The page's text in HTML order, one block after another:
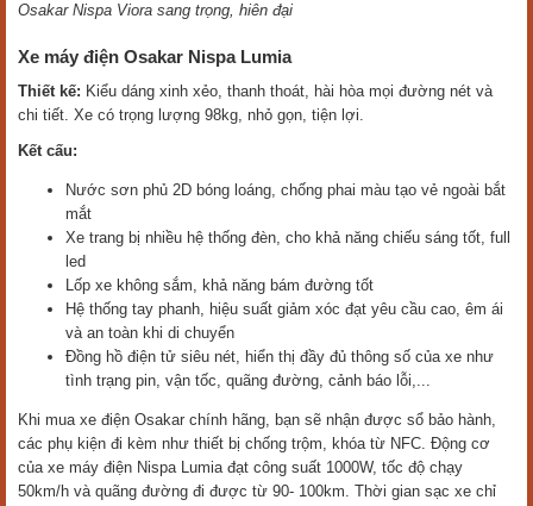
Osakar Nispa Viora sang trọng, hiên đại
Xe máy điện Osakar Nispa Lumia
Thiết kế: Kiểu dáng xinh xẻo, thanh thoát, hài hòa mọi đường nét và
chi tiết. Xe có trọng lượng 98kg, nhỏ gọn, tiện lợi.
Kết cấu:
Nước sơn phủ 2D bóng loáng, chống phai màu tạo vẻ ngoài bắt
mắt
Xe trang bị nhiều hệ thống đèn, cho khả năng chiếu sáng tốt, full
led
Lốp xe không sắm, khả năng bám đường tốt
Hệ thống tay phanh, hiệu suất giảm xóc đạt yêu cầu cao, êm ái
và an toàn khi di chuyển
Đồng hồ điện tử siêu nét, hiển thị đầy đủ thông số của xe như
tình trạng pin, vận tốc, quãng đường, cảnh báo lỗi,...
Khi mua xe điện Osakar chính hãng, bạn sẽ nhận được sổ bảo hành,
các phụ kiện đi kèm như thiết bị chống trộm, khóa từ NFC. Động cơ
của xe máy điện Nispa Lumia đạt công suất 1000W, tốc độ chạy
50km/h và quãng đường đi được từ 90- 100km. Thời gian sạc xe chỉ